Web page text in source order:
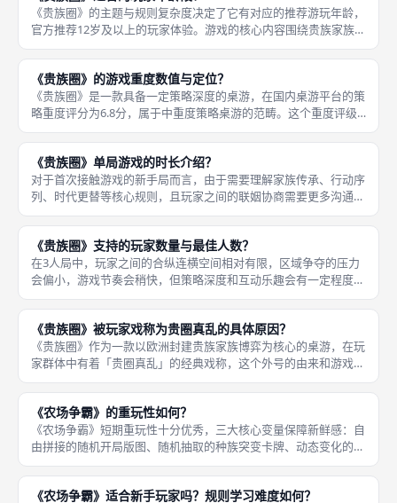
《贵族圈》的主题与规则复杂度决定了它有对应的推荐游玩年龄，
官方推荐12岁及以上的玩家体验。游戏的核心内容围绕贵族家族的
联姻、战争、权谋展开，没有不适宜低龄玩家的内容，但规则体系
包含多层逻辑，需要玩家具备一定的理解能力和逻辑思维能力，低
龄儿童
《贵族圈》的游戏重度数值与定位？
《贵族圈》是一款具备一定策略深度的桌游，在国内桌游平台的策
略重度评分为6.8分，属于中重度策略桌游的范畴。这个重度评级
意味着游戏拥有较为丰富的规则体系和策略维度，既不像轻策桌游
那样极易上手，也不像超重型桌游那样拥有相当复杂的规则和超长
的学习
《贵族圈》单局游戏的时长介绍？
对于首次接触游戏的新手局而言，由于需要理解家族传承、行动序
列、时代更替等核心规则，且玩家之间的联姻协商需要更多沟通时
间，单局时长通常会达到120分钟以上，部分慢节奏的新手局甚至
会接近150分钟。《贵族圈》属于中重度策略桌游，官方标注的单
局游
《贵族圈》支持的玩家数量与最佳人数？
在3人局中，玩家之间的合纵连横空间相对有限，区域争夺的压力
会偏小，游戏节奏会稍快，但策略深度和互动乐趣会有一定程度的
削弱；5人局则会让场上局势更加复杂，家族联姻的选择更多，省
份争夺也会更加激烈，但游戏时长会相应拉长，且每名玩家的回合
等待时间
《贵族圈》被玩家戏称为贵圈真乱的具体原因？
《贵族圈》作为一款以欧洲封建贵族家族博弈为核心的桌游，在玩
家群体中有着「贵圈真乱」的经典戏称，这个外号的由来和游戏的
核心机制与玩家互动深度绑定。首先是游戏的联姻系统，玩家之间
需要通过子女联姻实现家族联合，整个过程充满了利益交换与讨价
还价，为
《农场争霸》的重玩性如何？
《农场争霸》短期重玩性十分优秀，三大核心变量保障新鲜感：自
由拼接的随机开局版图、随机抽取的种族突变卡牌、动态变化的结
盟阵营，每一局开局环境、天赋、阵营都不一样，连续游玩十几局
不会明显乏味；长期长线游玩，玩家熟悉主流速攻、种田、核弹套
路后，基
《农场争霸》适合新手玩家吗？规则学习难度如何？